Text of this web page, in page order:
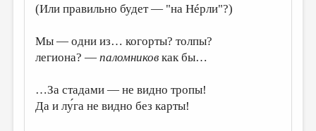
ИЗБРАННОЕ
ДАЙДЖЕСТ
ПРОИЗВЕДЕНИЯ
ПЕРЕВОДЫ
(Или правильно будет — "на Нéрли"?)
Мы — одни из… когорты? толпы?
легиона? —паломников как бы…
…За стадами — не видно тропы!
Да и лу́га не видно без карты!